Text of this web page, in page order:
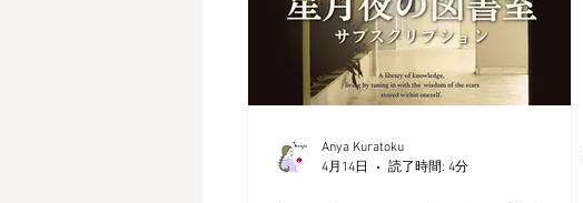
Anya Kuratoku
4月14日
読了時間: 4分